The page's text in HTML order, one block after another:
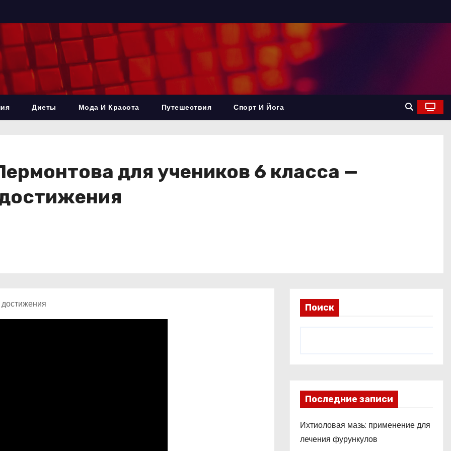
Диеты Мода И Красота Путешествия Спорт И Йога
для учеников 6 класса —
Поиск
Последние записи
Ихтиоловая мазь: применение для
лечения фурункулов